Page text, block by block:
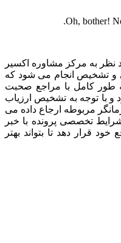
Oh, bother!
نظر به مرکز مشاوره اکسیر
و تشخیص انجام می شود که
طور کامل با مراجع صحبت
با توجه به تشخیص ارزیاب
مربوطه ارجاع داده می
تخصصی پرونده با خبر
قرار دهد تا بتواند بهتر